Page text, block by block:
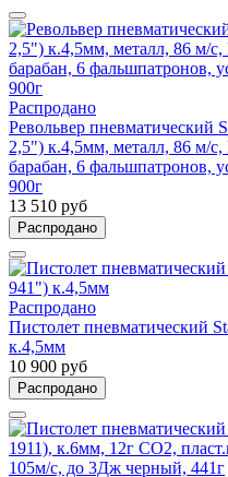
Распродано
Револьвер пневматический
2,5") к.4,5мм, металл, 86 м/
барабан, 6 фальшпатронов,
900г
13 510 руб
Распродано
Распродано
Пистолет пневматический
к.4,5мм
10 900 руб
Распродано